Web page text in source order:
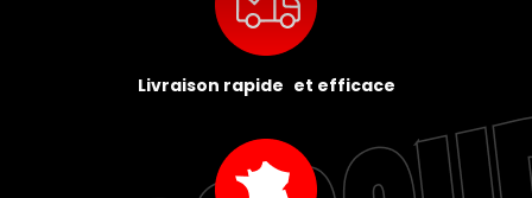
Livraison rapide et efficace